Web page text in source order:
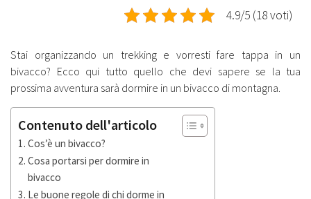
4.9/5 (18 voti)
Stai organizzando un trekking e vorresti fare tappa in un
bivacco? Ecco qui tutto quello che devi sapere se la tua
prossima avventura sarà dormire in un bivacco di montagna.
Contenuto dell'articolo
Cos’è un bivacco?
Cosa portarsi per dormire in
bivacco
Le buone regole di chi dorme in